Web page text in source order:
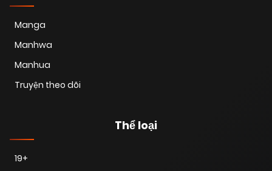
Manga
Manhwa
Manhua
Truyện theo dõi
Thể loại
19+